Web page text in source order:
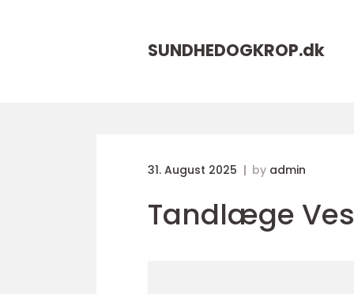
SUNDHEDOGKROP.dk
31. August 2025 by admin
Tandlæge